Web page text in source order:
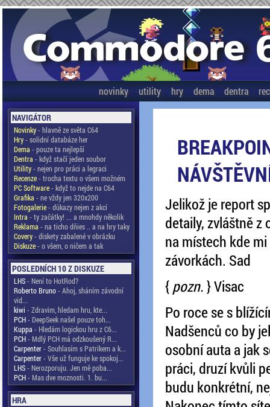
novinky utility hry dema dentra
NAVIGÁTOR
Novinky- hlavně ze světa C64
Hry- solidní databáze her
Dema - pouze ta nejlepší
Dentra - když stačí jeden soubor
Utility- nejen pro práci a legraci
Recenze- trocha textu o všem možném
PC Software- když to nejde na C64
Grafika - ne vždy jen 320x200
Fotogalerie- důkazy nejen z akcí
Intra - ty začátky! ... a mnohdy několik
Reklama - na ticho dňies .. a na hry taky
Covery- diskety zabalené v obrázku
Diskuze- o všem, o ničem a tak
POSLEDNÍCH 10 Z DISKUZE
LHS- Není to HotRod?
Roberto Bruno- Ahoj, sháním závodní
vid...
kiwi - Zdravim, hledam hru, kte...
PCH- DeepSeek našel pouze toh...
Kuppa - Hledám logickou hru z C6...
PCH- Mdlý PCH má odzkoušený R...
Carpenter- Souhlasím s Patrikem a k...
Carpenter- Vše už funguje ke spokoj...
LHS- Nerozporuju. Jen mě poba...
PCH- Mas dve moznosti. 1. bu...
HRA
Jelikož je report
detaily, zvláštně
na místech kde
závorkách. Sad
{pozn.} Visac
Po roce se s
Nadšenců co by
osobní auta a jak
práci, druzí kvůli
budu konkrétní,